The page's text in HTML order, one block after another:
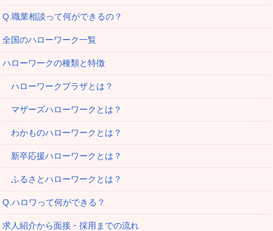
Q.職業相談って何ができるの？
全国のハローワーク一覧
ハローワークの種類と特徴
ハローワークプラザとは？
マザーズハローワークとは？
わかものハローワークとは？
新卒応援ハローワークとは？
ふるさとハローワークとは？
Q.ハロワって何ができる？
求人紹介から面接・採用までの流れ